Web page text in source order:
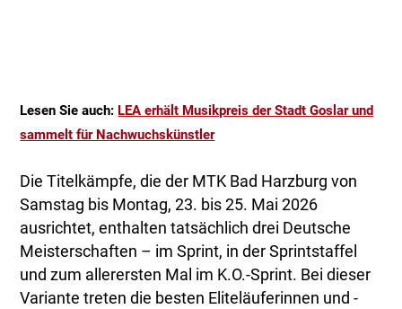
Lesen Sie auch: LEA erhält Musikpreis der Stadt Goslar und
sammelt für Nachwuchskünstler
Die Titelkämpfe, die der MTK Bad Harzburg von
Samstag bis Montag, 23. bis 25. Mai 2026
ausrichtet, enthalten tatsächlich drei Deutsche
Meisterschaften – im Sprint, in der Sprintstaffel
und zum allerersten Mal im K.O.-Sprint. Bei dieser
Variante treten die besten Eliteläuferinnen und -